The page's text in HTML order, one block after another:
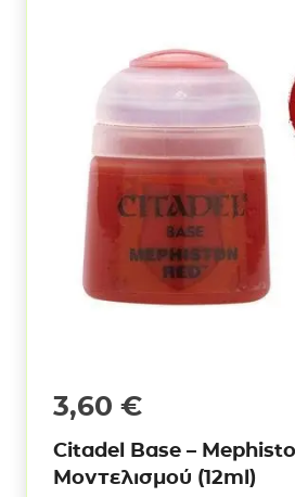
3,60 €
Citadel Base –
Μοντελισμού (12ml)